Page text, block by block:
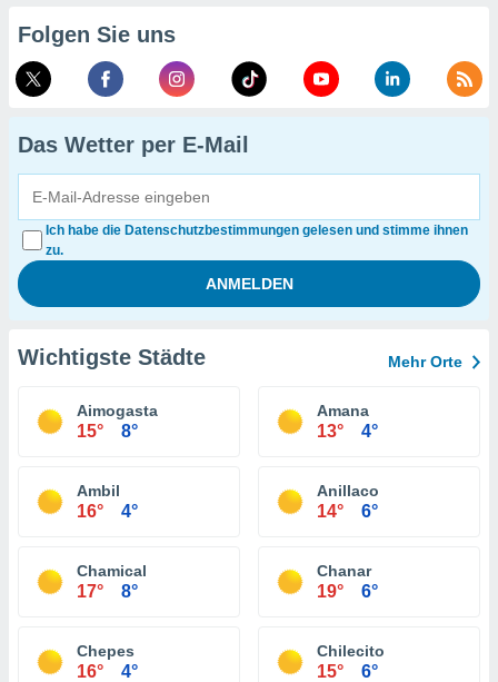
Folgen Sie uns
Das Wetter per E-Mail
Ich habe die Datenschutzbestimmungen gelesen und stimme ihnen
zu.
Wichtigste Städte Mehr Orte
Aimogasta
15° 8°
Amana
13° 4°
Ambil
16° 4°
Anillaco
14° 6°
Chamical
17° 8°
Chanar
19° 6°
Chepes
16° 4°
Chilecito
15° 6°